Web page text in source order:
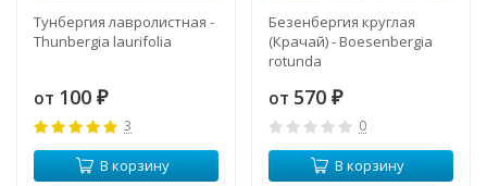
Тунбергия лавролистная -
Thunbergia laurifolia
от 100 ₽
3
В корзину
Безенбергия круглая
(Крачай) - Boesenbergia
rotunda
от 570 ₽
0
В корзину